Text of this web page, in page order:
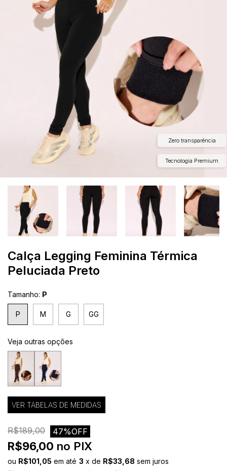
Tecnologia Premium
Zero transparência
Calça Legging Feminina Térmica
Peluciada Preto
Tamanho: P
P M G GG
Veja outras opções
VER TABELAS DE MEDIDAS
R$189,00 47%OFF
R$96,00 no PIX
ou R$101,05 em até 3 x de R$33,68 sem juros